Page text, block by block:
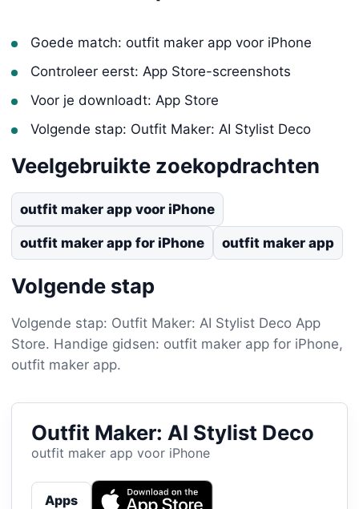
Goede match: outfit maker app voor iPhone
Controleer eerst: App Store-screenshots
Voor je downloadt: App Store
Volgende stap: Outfit Maker: AI Stylist Deco
Veelgebruikte zoekopdrachten
outfit maker app voor iPhone
outfit maker app for iPhone outfit maker app
Volgende stap
Volgende stap: Outfit Maker: AI Stylist Deco App
Store. Handige gidsen: outfit maker app for iPhone,
outfit maker app.
Outfit Maker: AI Stylist Deco
outfit maker app voor iPhone
Apps